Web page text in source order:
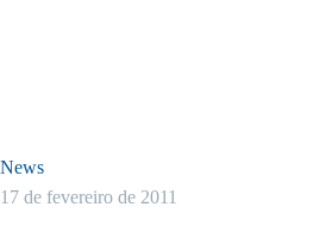
News
17 de fevereiro de 2011